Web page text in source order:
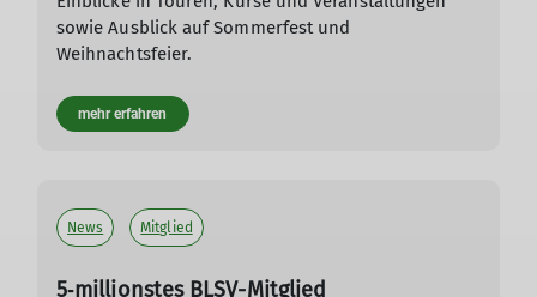
sowie Ausblick auf Sommerfest und
Weihnachtsfeier.
mehr erfahren
News Mitglied
5‑millionstes BLSV-Mitglied